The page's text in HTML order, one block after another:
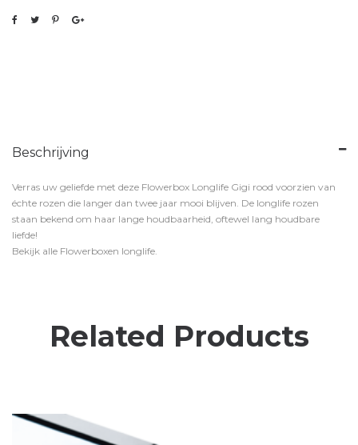
Beschrijving
Verras uw geliefde met deze Flowerbox Longlife Gigi rood voorzien van
échte rozen die langer dan twee jaar mooi blijven. De longlife rozen
staan bekend om haar lange houdbaarheid, oftewel lang houdbare
liefde!
Bekijk alle Flowerboxen longlife.
Related Products